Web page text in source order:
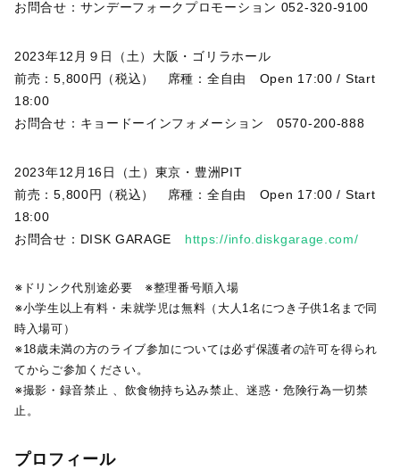
お問合せ：サンデーフォークプロモーション 052-320-9100
2023年12月９日（土）大阪・ゴリラホール
前売：5,800円（税込） 席種：全自由 Open 17:00 / Start
18:00
お問合せ：キョードーインフォメーション 0570-200-888
2023年12月16日（土）東京・豊洲PIT
前売：5,800円（税込） 席種：全自由 Open 17:00 / Start
18:00
お問合せ：DISK GARAGE https://info.diskgarage.com/
※ドリンク代別途必要 ※整理番号順入場
※小学生以上有料・未就学児は無料（大人1名につき子供1名まで同
時入場可）
※18歳未満の方のライブ参加については必ず保護者の許可を得られ
てからご参加ください。
※撮影・録音禁止 、飲食物持ち込み禁止、迷惑・危険行為一切禁
止。
プロフィール